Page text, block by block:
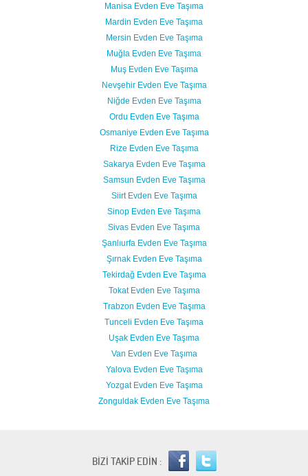
Manisa Evden Eve Taşıma
Mardin Evden Eve Taşıma
Mersin Evden Eve Taşıma
Muğla Evden Eve Taşıma
Muş Evden Eve Taşıma
Nevşehir Evden Eve Taşıma
Niğde Evden Eve Taşıma
Ordu Evden Eve Taşıma
Osmaniye Evden Eve Taşıma
Rize Evden Eve Taşıma
Sakarya Evden Eve Taşıma
Samsun Evden Eve Taşıma
Siirt Evden Eve Taşıma
Sinop Evden Eve Taşıma
Sivas Evden Eve Taşıma
Şanlıurfa Evden Eve Taşıma
Şırnak Evden Eve Taşıma
Tekirdağ Evden Eve Taşıma
Tokat Evden Eve Taşıma
Trabzon Evden Eve Taşıma
Tunceli Evden Eve Taşıma
Uşak Evden Eve Taşıma
Van Evden Eve Taşıma
Yalova Evden Eve Taşıma
Yozgat Evden Eve Taşıma
Zonguldak Evden Eve Taşıma
BİZİ TAKİP EDİN :